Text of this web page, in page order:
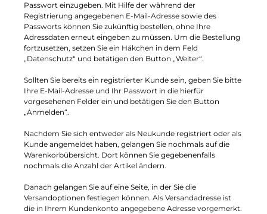
Passwort einzugeben. Mit Hilfe der während der
Registrierung angegebenen E-Mail-Adresse sowie des
Passworts können Sie zukünftig bestellen, ohne Ihre
Adressdaten erneut eingeben zu müssen. Um die Bestellung
fortzusetzen, setzen Sie ein Häkchen in dem Feld
„Datenschutz“ und betätigen den Button „Weiter“.
Sollten Sie bereits ein registrierter Kunde sein, geben Sie bitte
Ihre E-Mail-Adresse und Ihr Passwort in die hierfür
vorgesehenen Felder ein und betätigen Sie den Button
„Anmelden“.
Nachdem Sie sich entweder als Neukunde registriert oder als
Kunde angemeldet haben, gelangen Sie nochmals auf die
Warenkorbübersicht. Dort können Sie gegebenenfalls
nochmals die Anzahl der Artikel ändern.
Danach gelangen Sie auf eine Seite, in der Sie die
Versandoptionen festlegen können. Als Versandadresse ist
die in Ihrem Kundenkonto angegebene Adresse vorgemerkt.